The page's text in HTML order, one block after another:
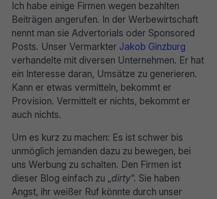
Ich habe einige Firmen wegen bezahlten
Beiträgen angerufen. In der Werbewirtschaft
nennt man sie Advertorials oder Sponsored
Posts. Unser Vermarkter Jakob Ginzburg
verhandelte mit diversen Unternehmen. Er hat
ein Interesse daran, Umsätze zu generieren.
Kann er etwas vermitteln, bekommt er
Provision. Vermittelt er nichts, bekommt er
auch nichts.
Um es kurz zu machen: Es ist schwer bis
unmöglich jemanden dazu zu bewegen, bei
uns Werbung zu schalten. Den Firmen ist
dieser Blog einfach zu „dirty“. Sie haben
Angst, ihr weißer Ruf könnte durch unser